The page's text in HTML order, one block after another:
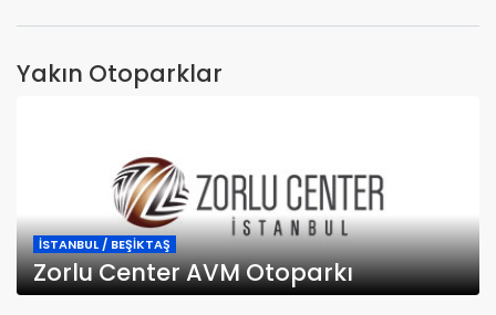
Yakın Otoparklar
İSTANBUL / BEŞİKTAŞ
Zorlu Center AVM Otoparkı